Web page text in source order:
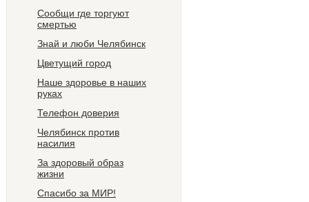
Сообщи где торгуют
смертью
Знай и люби Челябинск
Цветущий город
Наше здоровье в наших
руках
Телефон доверия
Челябинск против
насилия
За здоровый образ
жизни
Спасибо за МИР!